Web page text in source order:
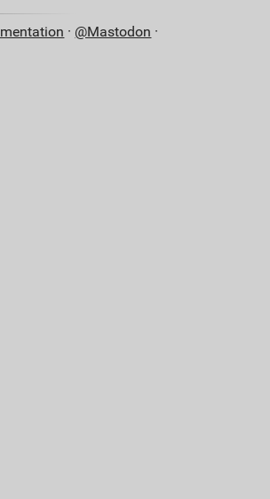
· @Mastodon ·